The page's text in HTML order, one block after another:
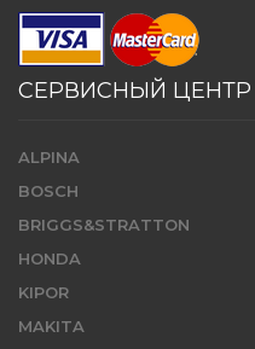
СЕРВИСНЫЙ ЦЕНТР
ALPINA
BOSCH
BRIGGS&STRATTON
HONDA
KIPOR
MAKITA